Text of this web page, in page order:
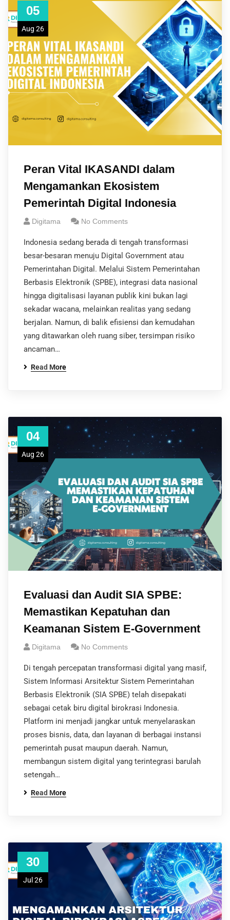
05
Aug 26
Peran Vital IKASANDI dalam
Mengamankan Ekosistem
Pemerintah Digital Indonesia
Digitama No Comments
Indonesia sedang berada di tengah transformasi
besar-besaran menuju Digital Government atau
Pemerintahan Digital. Melalui Sistem Pemerintahan
Berbasis Elektronik (SPBE), integrasi data nasional
hingga digitalisasi layanan publik kini bukan lagi
sekadar wacana, melainkan realitas yang sedang
berjalan. Namun, di balik efisiensi dan kemudahan
yang ditawarkan oleh ruang siber, tersimpan risiko
ancaman…
Read More
04
Aug 26
Evaluasi dan Audit SIA SPBE:
Memastikan Kepatuhan dan
Keamanan Sistem E-Government
Digitama No Comments
Di tengah percepatan transformasi digital yang masif,
Sistem Informasi Arsitektur Sistem Pemerintahan
Berbasis Elektronik (SIA SPBE) telah disepakati
sebagai cetak biru digital birokrasi Indonesia.
Platform ini menjadi jangkar untuk menyelaraskan
proses bisnis, data, dan layanan di berbagai instansi
pemerintah pusat maupun daerah. Namun,
membangun sistem digital yang terintegrasi barulah
setengah…
Read More
30
Jul 26